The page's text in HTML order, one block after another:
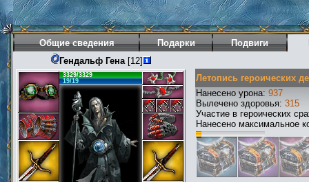
Общие сведения Подарки Подвиги
Гендальф Гена[12]
3329/3329
19/19
Летопись героических
Нанесено урона: 937
Вылечено здоровья: 315
Участие в героических
Нанесено максимальное